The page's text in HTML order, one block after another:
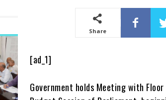
Share
[ad_1]
Government holds Meeting with